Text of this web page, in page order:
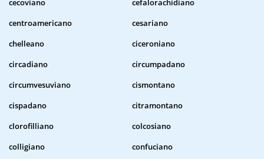
cecoviano
cefalorachidiano
centroamericano
cesariano
chelleano
ciceroniano
circadiano
circumpadano
circumvesuviano
cismontano
cispadano
citramontano
clorofilliano
colcosiano
colligiano
confuciano